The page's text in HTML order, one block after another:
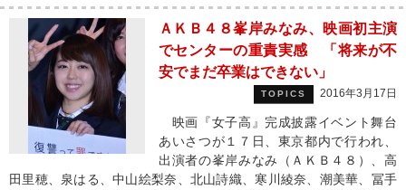
ＡＫＢ４８峯岸みなみ、映画初主演
でセンターの重責実感 「将来が不
安でまだ卒業はできない」
TOPICS 2016年3月17日
映画『女子高』完成披露イベント舞台
あいさつが１７日、東京都内で行われ、
出演者の峯岸みなみ（ＡＫＢ４８）、高
田里穂、泉はる、中山絵梨奈、北山詩織、寒川綾奈、潮美華、冨手